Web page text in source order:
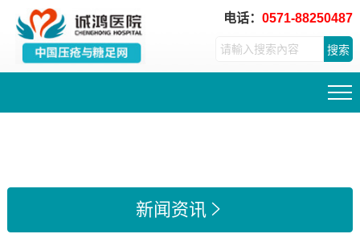
电话：0571-88250487
搜索
新闻资讯 